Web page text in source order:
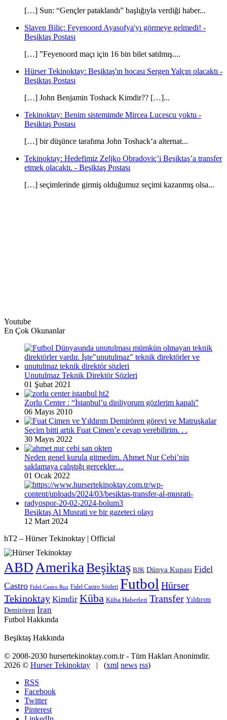
[…] Sun: “Gençler pataklandı” başlığıyla verdiği haber...
Slaven Biliç: Feyenoord Ayasofya'yı görmeye gelmedi! -
Beşiktaş Postası
[…] ”Feyenoord maçı için 16 bin bilet satılmış....
Hürser Tekinoktay: Beşiktaş'ın hocası Sergen Yalçın olacaktı -
Beşiktaş Postası
[…] John Benjamin Toshack Kimdir?? […]...
Tekinoktay: Benim sistemimde Mircea Lucescu yoktu -
Beşiktaş Postası
[…] bir düşünce tarafıma John Toshack‘a alternat...
Tekinoktay: Hedefimiz Zeljko Obradoviç’i Beşiktaş’a transfer
etmek olacaktı. - Beşiktaş Postası
[…] seçimlerinde girmiş olduğumuz seçimi kazanmış olsa...
Youtube
En Çok Okunanlar
Unutulmaz Teknik Direktör Sözleri
01 Şubat 2021
Zorlu Center : “İstanbul’u dinliyorum gözlerim kapalı”
06 Mayıs 2010
Seçim bitti artık Fuat Çimen’e cevap verebilirim. . .
30 Mayıs 2022
Neden genel kurula gitmedim. Ahmet Nur Çebi’nin
saklamaya çalıştığı gerçekler…
01 Ocak 2022
Beşiktaş Al Musrati ve bir gazeteci olayı
12 Mart 2024
hT2 – Hürser Tekinoktay | Official
ABD Amerika Beşiktaş BJK Dünya Kupası Fidel
Castro Fidel Castro Ruz Fidel Castro Sözleri Futbol Hürser
Tekinoktay Kimdir Küba Küba Haberleri Transfer Yıldırım
Demirören İran
Futbol Hakkında
Beşiktaş Hakkında
© 2008-2030 hursertekinoktay.com.tr - Tüm Hakları Anonimdir.
2026 © Hurser Tekinoktay | (xml news rss)
RSS
Facebook
Twitter
Pinterest